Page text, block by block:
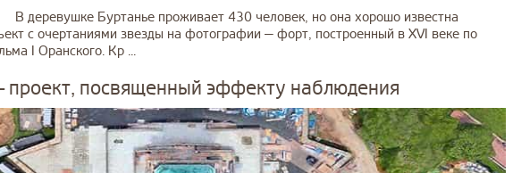
деревушке Буртанье проживает 430 человек, но она хорошо известна
с очертаниями звезды на фотографии — форт, построенный в XVI веке по
I Оранского. Кр ...
проект, посвященный эффекту наблюдения